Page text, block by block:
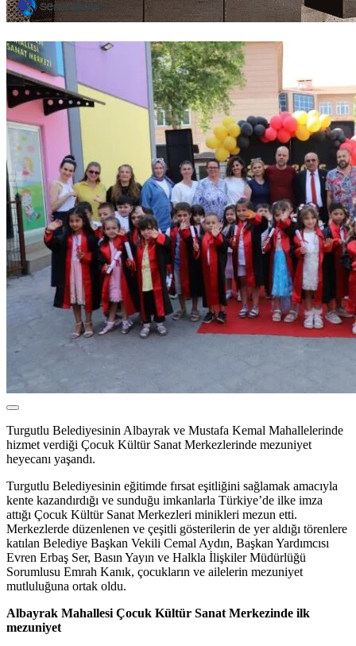
Turgutlu Belediyesinin Albayrak ve Mustafa Kemal Mahallelerinde
hizmet verdiği Çocuk Kültür Sanat Merkezlerinde mezuniyet
heyecanı yaşandı.
Turgutlu Belediyesinin eğitimde fırsat eşitliğini sağlamak amacıyla
kente kazandırdığı ve sunduğu imkanlarla Türkiye’de ilke imza
attığı Çocuk Kültür Sanat Merkezleri minikleri mezun etti.
Merkezlerde düzenlenen ve çeşitli gösterilerin de yer aldığı törenlere
katılan Belediye Başkan Vekili Cemal Aydın, Başkan Yardımcısı
Evren Erbaş Ser, Basın Yayın ve Halkla İlişkiler Müdürlüğü
Sorumlusu Emrah Kanık, çocukların ve ailelerin mezuniyet
mutluluğuna ortak oldu.
Albayrak Mahallesi Çocuk Kültür Sanat Merkezinde ilk
mezuniyet